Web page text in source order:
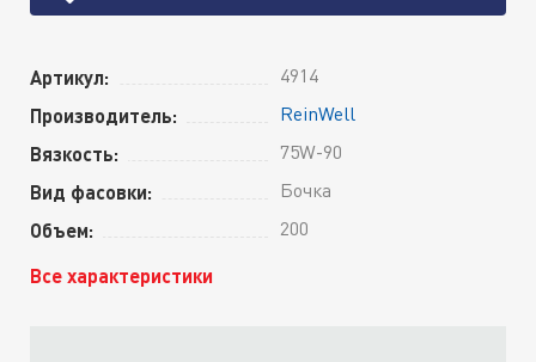
Артикул: 4914
Производитель: ReinWell
Вязкость: 75W-90
Вид фасовки: Бочка
Объем: 200
Все характеристики